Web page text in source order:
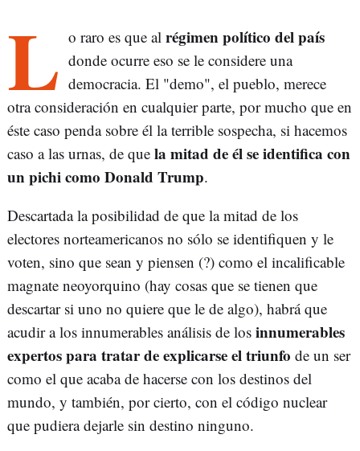
L o raro es que al régimen político del país
donde ocurre eso se le considere una
democracia. El "demo", el pueblo, merece
otra consideración en cualquier parte, por mucho que en
éste caso penda sobre él la terrible sospecha, si hacemos
caso a las urnas, de que la mitad de él se identifica con
un pichi como Donald Trump.
Descartada la posibilidad de que la mitad de los
electores norteamericanos no sólo se identifiquen y le
voten, sino que sean y piensen (?) como el incalificable
magnate neoyorquino (hay cosas que se tienen que
descartar si uno no quiere que le de algo), habrá que
acudir a los innumerables análisis de los innumerables
expertos para tratar de explicarse el triunfo de un ser
como el que acaba de hacerse con los destinos del
mundo, y también, por cierto, con el código nuclear
que pudiera dejarle sin destino ninguno.